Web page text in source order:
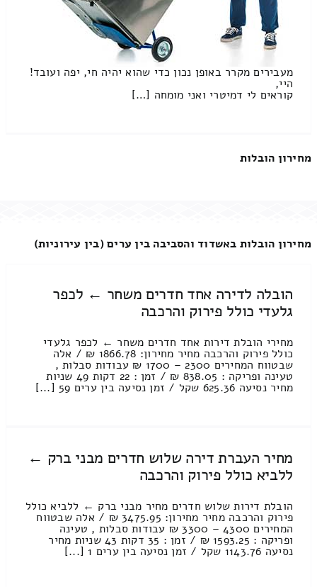
מעבירים מקרר באופן נכון כדי שהוא יהיה חי, יפה ועובד!
היי,
קוראים לי דמיטרי ואני מומחה […]
מחירון הובלות
מחירון הובלות באשדוד והסביבה בין ערים (בין עירוניות)
הובלה לדירה אחד חדרים משחר ← לכפר
גלעדי כולל פירוק והרכבה
מחירי הובלת דירות אחד חדרים משחר ← לכפר גלעדי
כולל פירוק והרכבה מחיר מחירון: 1866.78 ₪ / אלה
שבטווח המחירים 2300 – 1700 ₪ עבודות סבלות ,
טעינה ופריקה : 838.05 ₪ / זמן : 22 דקות 49 שניות
מחיר נסיעה 625.36 שקל / זמן נסיעה בין ערים 59 [...]
מחיר העברת דירה שלוש חדרים מבני ברק ←
ללביא כולל פירוק והרכבה
הובלת דירות שלוש חדרים מחיר מבני ברק ← ללביא כולל
פירוק והרכבה מחיר מחירון: 3475.95 ₪ / אלה שבטווח
המחירים 4300 – 3300 ₪ עבודות סבלות , טעינה
ופריקה : 1593.25 ₪ / זמן : 35 דקות 43 שניות מחיר
נסיעה 1143.76 שקל / זמן נסיעה בין ערים 1 [...]